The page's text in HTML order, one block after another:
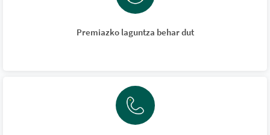
Premiazko laguntza behar dut